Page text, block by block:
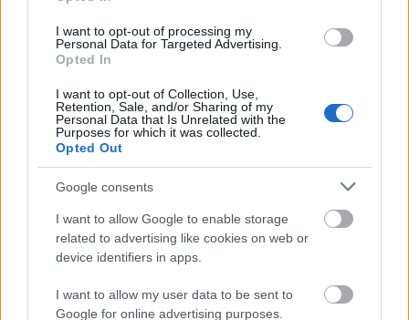
I want to opt-out of processing my
Personal Data for Targeted Advertising.
Opted In
I want to opt-out of Collection, Use,
Retention, Sale, and/or Sharing of my
Personal Data that Is Unrelated with the
Purposes for which it was collected.
Opted Out
Google consents
I want to allow Google to enable storage
related to advertising like cookies on web or
device identifiers in apps.
I want to allow my user data to be sent to
Google for online advertising purposes.
"A lakosság döntő többsége, legalábbis
Milánóban, bezárkózott a saját lakásába"
Puszta blöff és propagandafogás a
kormány küzdelme a koronavírus ellen
Szólj hozzá!
A hozzászóláshoz be kell lépned!